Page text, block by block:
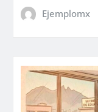
Ejemplomx